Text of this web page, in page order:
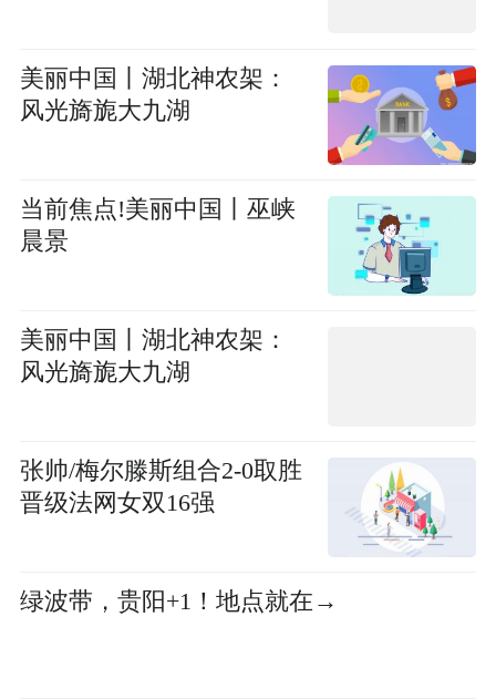
美丽中国丨湖北神农架：
风光旖旎大九湖
当前焦点!美丽中国丨巫峡
晨景
美丽中国丨湖北神农架：
风光旖旎大九湖
张帅/梅尔滕斯组合2-0取胜
晋级法网女双16强
绿波带，贵阳+1！地点就在→